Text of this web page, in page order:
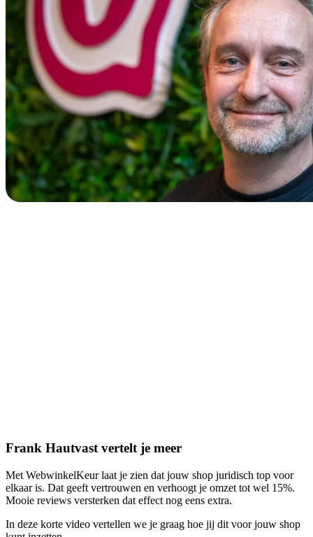
Frank Hautvast vertelt je meer
Met WebwinkelKeur laat je zien dat jouw shop juridisch top voor
elkaar is. Dat geeft vertrouwen en verhoogt je omzet tot wel 15%.
Mooie reviews versterken dat effect nog eens extra.
In deze korte video vertellen we je graag hoe jij dit voor jouw shop